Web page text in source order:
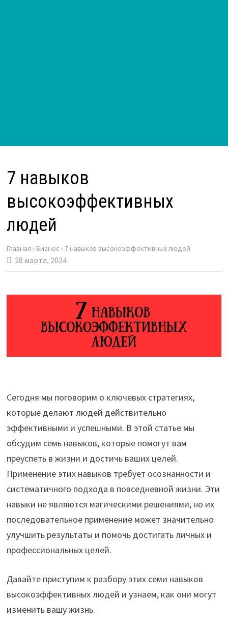
7 навыков
высокоэффективных
людей
Главная › Бизнес › 7 навыков высокоэффективных людей
28 марта, 2024
Сегодня мы поговорим о ключевых стратегиях,
которые делают людей действительно
эффективными и успешными. В этой статье мы
обсудим семь навыков, которые помогут вам
преуспеть в жизни и достичь ваших целей.
Применение этих навыков требует осознанности и
систематичного подхода в повседневной жизни. Эти
навыки не являются магическими решениями, но их
последовательное применение может значительно
улучшить результаты и помочь достигать личных и
профессиональных целей.
Давайте приступим к разбору этих семи навыков
высокоэффективных людей и узнаем, как они могут
изменить вашу жизнь.